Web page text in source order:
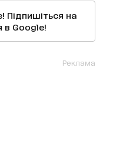
Підпишіться на
в Google!
Реклама